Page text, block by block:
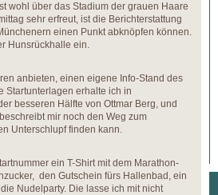
wohl über das Stadium der grauen Haare
sehr erfreut, ist die Berichterstattung
einen Punkt abknöpfen können.
Hunsrückhalle ein.
anbieten, einen eigene Info-Stand des
Startunterlagen erhalte ich in
besseren Hälfte von Ottmar Berg, und
mir noch den Weg zum
Unterschlupf finden kann.
ein T-Shirt mit dem Marathon-
den Gutschein fürs Hallenbad, ein
Nudelparty. Die lasse ich mit nicht